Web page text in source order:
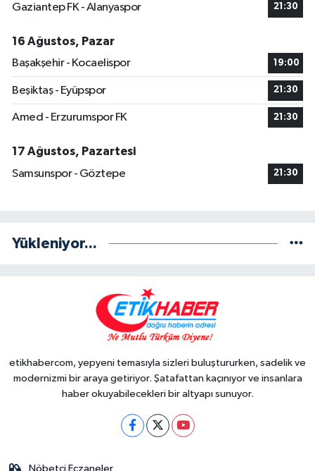
Gaziantep FK - Alanyaspor 21:30
16 Ağustos, Pazar
Başakşehir - Kocaelispor
19:00
Beşiktaş - Eyüpspor 21:30
Amed - Erzurumspor FK 21:30
17 Ağustos, Pazartesi
Samsunspor - Göztepe
21:30
Yükleniyor...
etikhabercom, yepyeni temasıyla sizleri buluştururken, sadelik ve
modernizmi bir araya getiriyor. Şatafattan kaçınıyor ve insanlara
haber okuyabilecekleri bir altyapı sunuyor.
Nöbetçi Eczaneler